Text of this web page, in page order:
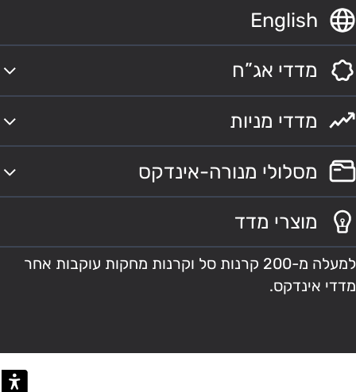
English
מדדי אג”ח
מדדי מניות
מסלולי מנורה-אינדקס
מוצרי מדד
למעלה מ-200 קרנות סל וקרנות מחקות עוקבות אחר
מדדי אינדקס.